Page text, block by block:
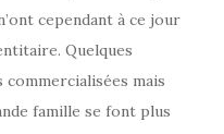
cependant à ce jour
Quelques
mais
famille se font plus